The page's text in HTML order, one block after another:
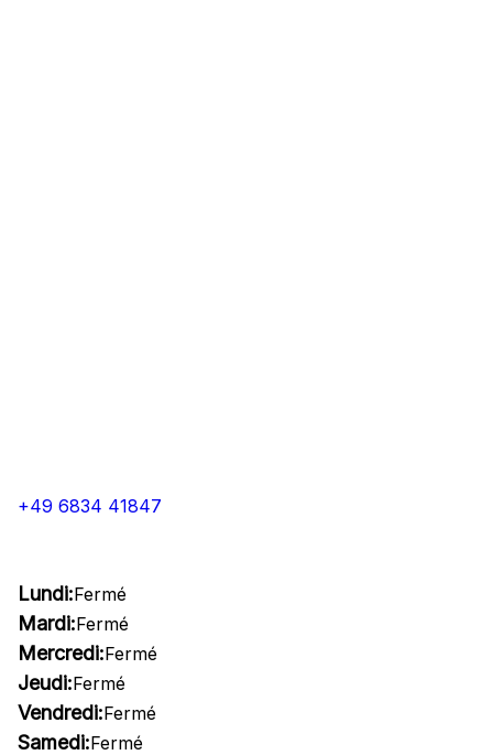
+49 6834 41847
Lundi:Fermé
Mardi:Fermé
Mercredi:Fermé
Jeudi:Fermé
Vendredi:Fermé
Samedi:Fermé